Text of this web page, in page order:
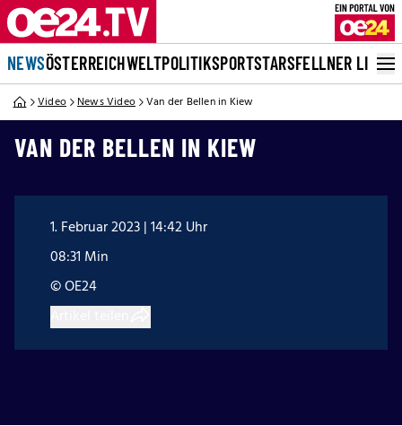
NEWSÖSTERREICHWELTPOLITIKSPORTSTARSFELLNER LIVE
Video News Video Van der Bellen in Kiew
VAN DER BELLEN IN KIEW
1. Februar 2023 | 14:42 Uhr
08:31 Min
© OE24